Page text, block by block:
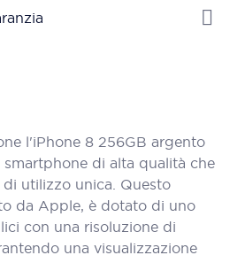
l'iPhone 8 256GB argento
di alta qualità che
utilizzo unica. Questo
da Apple, è dotato di uno
con una risoluzione di
una visualizzazione